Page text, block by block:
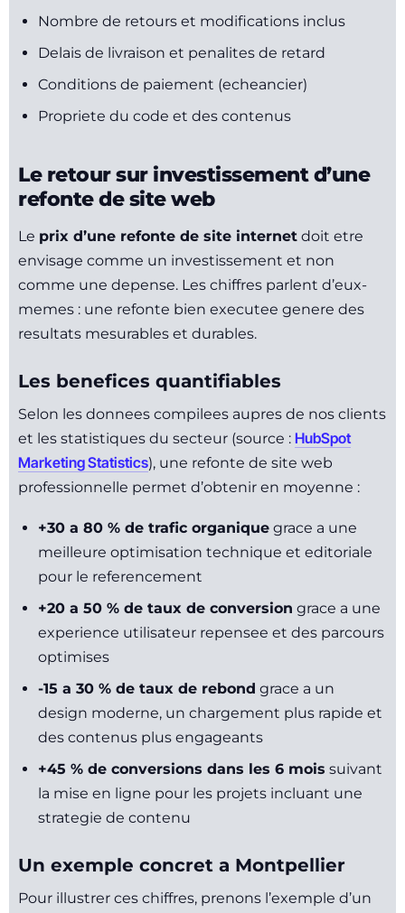
Nombre de retours et modifications inclus
Delais de livraison et penalites de retard
Conditions de paiement (echeancier)
Propriete du code et des contenus
Le retour sur investissement d’une
refonte de site web
Le prix d’une refonte de site internet doit etre
envisage comme un investissement et non
comme une depense. Les chiffres parlent d’eux-
memes : une refonte bien executee genere des
resultats mesurables et durables.
Les benefices quantifiables
Selon les donnees compilees aupres de nos clients
et les statistiques du secteur (source : HubSpot
Marketing Statistics), une refonte de site web
professionnelle permet d’obtenir en moyenne :
+30 a 80 % de trafic organique grace a une
meilleure optimisation technique et editoriale
pour le referencement
+20 a 50 % de taux de conversion grace a une
experience utilisateur repensee et des parcours
optimises
-15 a 30 % de taux de rebond grace a un
design moderne, un chargement plus rapide et
des contenus plus engageants
+45 % de conversions dans les 6 mois suivant
la mise en ligne pour les projets incluant une
strategie de contenu
Un exemple concret a Montpellier
Pour illustrer ces chiffres, prenons l’exemple d’un